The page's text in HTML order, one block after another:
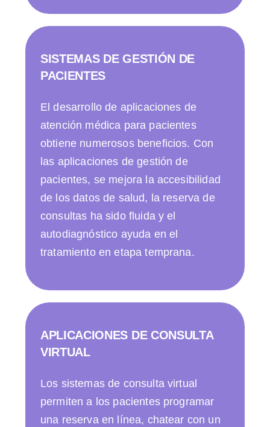
SISTEMAS DE GESTIÓN DE
PACIENTES
El desarrollo de aplicaciones de
atención médica para pacientes
obtiene numerosos beneficios. Con
las aplicaciones de gestión de
pacientes, se mejora la accesibilidad
de los datos de salud, la reserva de
consultas ha sido fluida y el
autodiagnóstico ayuda en el
tratamiento en etapa temprana.
APLICACIONES DE CONSULTA
VIRTUAL
Los sistemas de consulta virtual
permiten a los pacientes programar
una reserva en línea, chatear con un